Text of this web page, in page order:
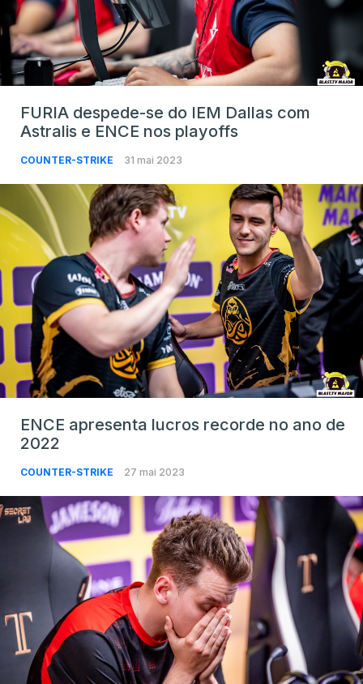
FURIA despede-se do IEM Dallas com
Astralis e ENCE nos playoffs
COUNTER-STRIKE 31 mai 2023
ENCE apresenta lucros recorde no ano de
2022
COUNTER-STRIKE 27 mai 2023